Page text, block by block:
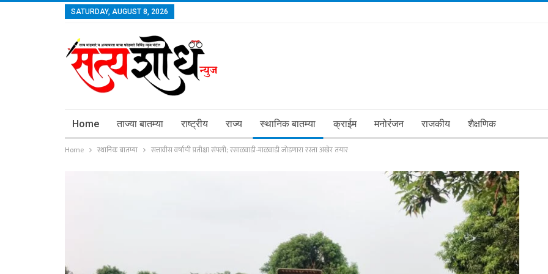
SATURDAY, AUGUST 8, 2026
Home ताज्या बातम्या राष्ट्रीय राज्य स्थानिक बातम्या क्राईम मनोरंजन राजकीय शैक्षणिक
Home स्थानिक बातम्या सत्तावीस वर्षांची प्रतीक्षा संपली; रसाळवाडी-माळवाडी जोडणारा रस्ता अखेर तयार